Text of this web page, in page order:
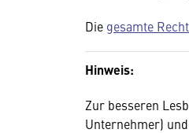
Die gesamte
Hinweis:
Zur besseren
Unternehmer)